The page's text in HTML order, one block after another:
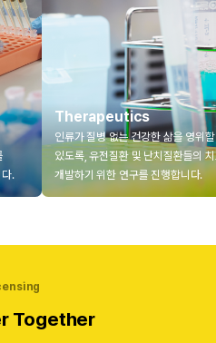
.
Therapeutics
인류가 질병 없는 건강한 삶을 영위
있도록, 유전질환 및 난치질환들의
개발하기 위한 연구를 진행합니다.
Together